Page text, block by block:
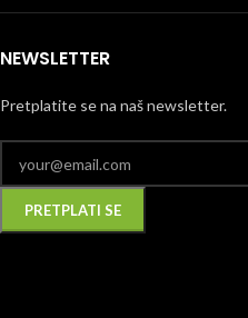
NEWSLETTER
Pretplatite se na naš newsletter.